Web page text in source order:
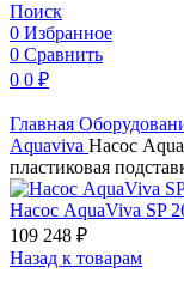
Поиск
0 Избранное
0 Сравнить
0 0 ₽
Главная
Aquaviva Насос
пластиковая
Насос AquaViva SP
109 248 ₽
Назад к товарам